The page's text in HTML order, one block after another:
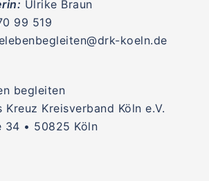
Ulrike Braun
99 519
koeln.de
begleiten
Kreuz Kreisverband Köln e.V.
34 • 50825 Köln